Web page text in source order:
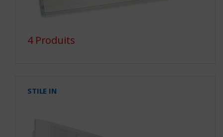
4 Produits
STILE IN